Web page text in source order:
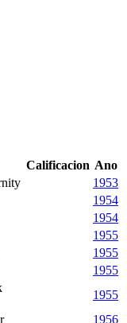
Calificacion Ano
1953
1954
1954
1955
1955
1955
1955
1956